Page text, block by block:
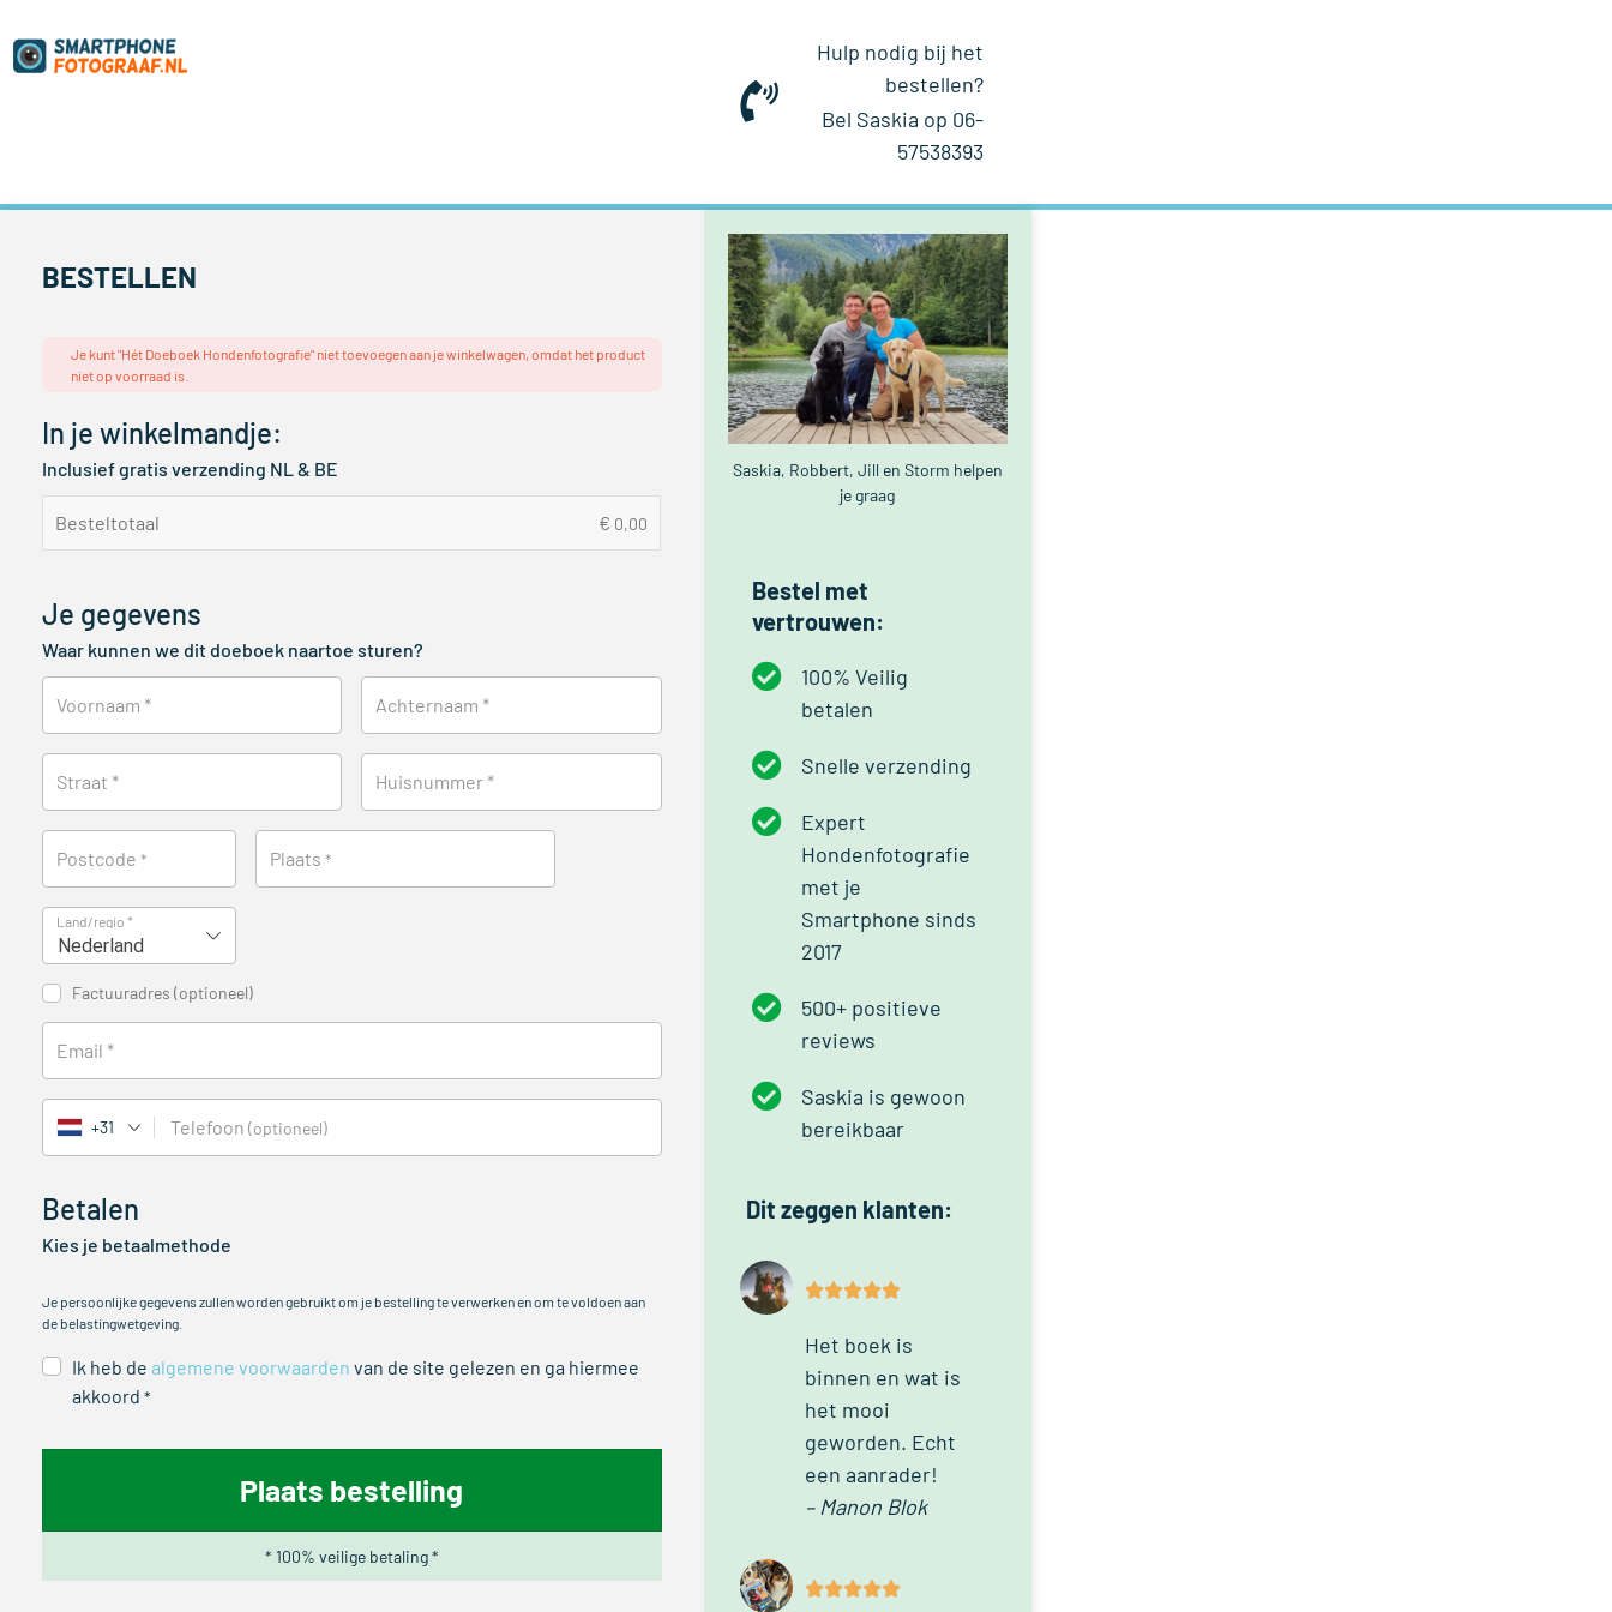
Hulp nodig bij het
bestellen?
Bel Saskia op 06-
57538393
BESTELLEN
Je kunt "Hét Doeboek Hondenfotografie" niet toevoegen aan je winkelwagen, omdat het product
niet op voorraad is.
In je winkelmandje:
Inclusief gratis verzending NL & BE
Besteltotaal € 0,00
Je gegevens
Waar kunnen we dit doeboek naartoe sturen?
Voornaam * Achternaam*
Straat * Huisnummer*
Postcode * Plaats *
Land/regio *
Nederland
Factuuradres (optioneel)
Email *
Telefoon (optioneel)
+31
Betalen
Kies je betaalmethode
Je persoonlijke gegevens zullen worden gebruikt om je bestelling te verwerken en om te voldoen aan
de belastingwetgeving.
Ik heb de algemene voorwaarden van de site gelezen en ga hiermee
akkoord *
Plaats bestelling
* 100% veilige betaling *
Saskia, Robbert, Jill en Storm helpen
je graag
Bestel met
vertrouwen:
100% Veilig
betalen
Snelle verzending
Expert
Hondenfotografie
met je
Smartphone sinds
2017
500+ positieve
reviews
Saskia is gewoon
bereikbaar
Dit zeggen klanten:
Het boek is
binnen en wat is
het mooi
geworden. Echt
een aanrader!
– Manon Blok